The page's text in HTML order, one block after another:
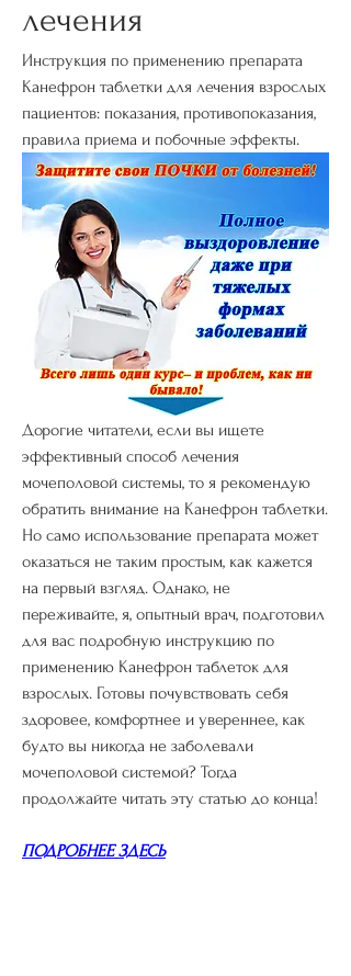
лечения
Инструкция по применению препарата
Канефрон таблетки для лечения взрослых
пациентов: показания, противопоказания,
правила приема и побочные эффекты.
Дорогие читатели, если вы ищете
эффективный способ лечения
мочеполовой системы, то я рекомендую
обратить внимание на Канефрон таблетки.
Но само использование препарата может
оказаться не таким простым, как кажется
на первый взгляд. Однако, не
переживайте, я, опытный врач, подготовил
для вас подробную инструкцию по
применению Канефрон таблеток для
взрослых. Готовы почувствовать себя
здоровее, комфортнее и увереннее, как
будто вы никогда не заболевали
мочеполовой системой? Тогда
продолжайте читать эту статью до конца!
ПОДРОБНЕЕ ЗДЕСЬ